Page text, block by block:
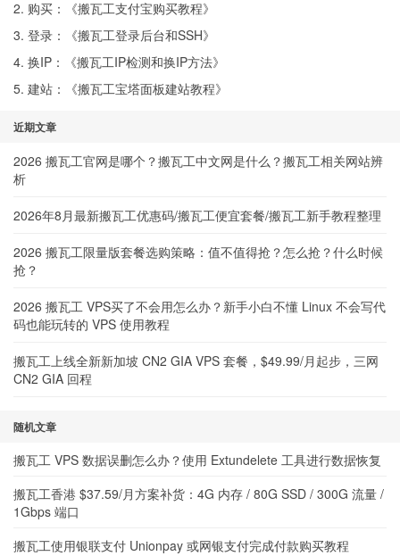
2. 购买：《搬瓦工支付宝购买教程》
3. 登录：《搬瓦工登录后台和SSH》
4. 换IP：《搬瓦工IP检测和换IP方法》
5. 建站：《搬瓦工宝塔面板建站教程》
近期文章
2026 搬瓦工官网是哪个？搬瓦工中文网是什么？搬瓦工相关网站辨
析
2026年8月最新搬瓦工优惠码/搬瓦工便宜套餐/搬瓦工新手教程整理
2026 搬瓦工限量版套餐选购策略：值不值得抢？怎么抢？什么时候
抢？
2026 搬瓦工 VPS买了不会用怎么办？新手小白不懂 Linux 不会写代
码也能玩转的 VPS 使用教程
搬瓦工上线全新新加坡 CN2 GIA VPS 套餐，$49.99/月起步，三网
CN2 GIA 回程
随机文章
搬瓦工 VPS 数据误删怎么办？使用 Extundelete 工具进行数据恢复
搬瓦工香港 $37.59/月方案补货：4G 内存 / 80G SSD / 300G 流量 /
1Gbps 端口
搬瓦工使用银联支付 Unionpay 或网银支付完成付款购买教程